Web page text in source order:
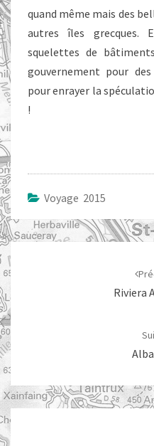
quand même mais des
autres îles grecques.
squelettes de
gouvernement pour
pour enrayer la
!
Voyage 2015
d'article
Riviera